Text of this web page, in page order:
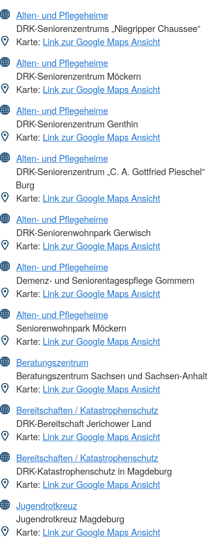
Alten- und Pflegeheime
DRK-Seniorenzentrums „Niegripper Chaussee“
Karte: Link zur Google Maps Ansicht
Alten- und Pflegeheime
DRK-Seniorenzentrum Möckern
Karte: Link zur Google Maps Ansicht
Alten- und Pflegeheime
DRK-Seniorenzentrum Genthin
Karte: Link zur Google Maps Ansicht
Alten- und Pflegeheime
DRK-Seniorenzentrum „C. A. Gottfried Pieschel“
Burg
Karte: Link zur Google Maps Ansicht
Alten- und Pflegeheime
DRK-Seniorenwohnpark Gerwisch
Karte: Link zur Google Maps Ansicht
Alten- und Pflegeheime
Demenz- und Seniorentagespflege Gommern
Karte: Link zur Google Maps Ansicht
Alten- und Pflegeheime
Seniorenwohnpark Möckern
Karte: Link zur Google Maps Ansicht
Beratungszentrum
Beratungszentrum Sachsen und Sachsen-Anhalt
Karte: Link zur Google Maps Ansicht
Bereitschaften / Katastrophenschutz
DRK-Bereitschaft Jerichower Land
Karte: Link zur Google Maps Ansicht
Bereitschaften / Katastrophenschutz
DRK-Katastrophenschutz in Magdeburg
Karte: Link zur Google Maps Ansicht
Jugendrotkreuz
Jugendrotkreuz Magdeburg
Karte: Link zur Google Maps Ansicht